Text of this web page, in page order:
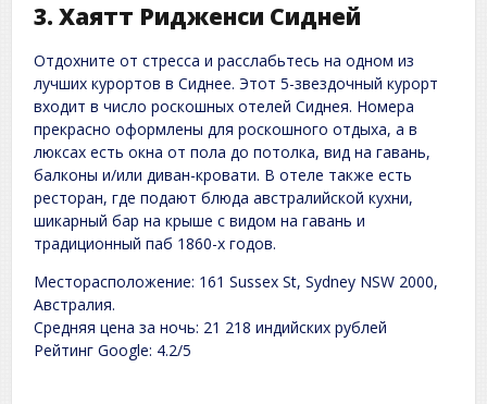
3. Хаятт Ридженси Сидней
Отдохните от стресса и расслабьтесь на одном из
лучших курортов в Сиднее. Этот 5-звездочный курорт
входит в число роскошных отелей Сиднея. Номера
прекрасно оформлены для роскошного отдыха, а в
люксах есть окна от пола до потолка, вид на гавань,
балконы и/или диван-кровати. В отеле также есть
ресторан, где подают блюда австралийской кухни,
шикарный бар на крыше с видом на гавань и
традиционный паб 1860-х годов.
Месторасположение: 161 Sussex St, Sydney NSW 2000,
Австралия.
Средняя цена за ночь: 21 218 индийских рублей
Рейтинг Google: 4.2/5